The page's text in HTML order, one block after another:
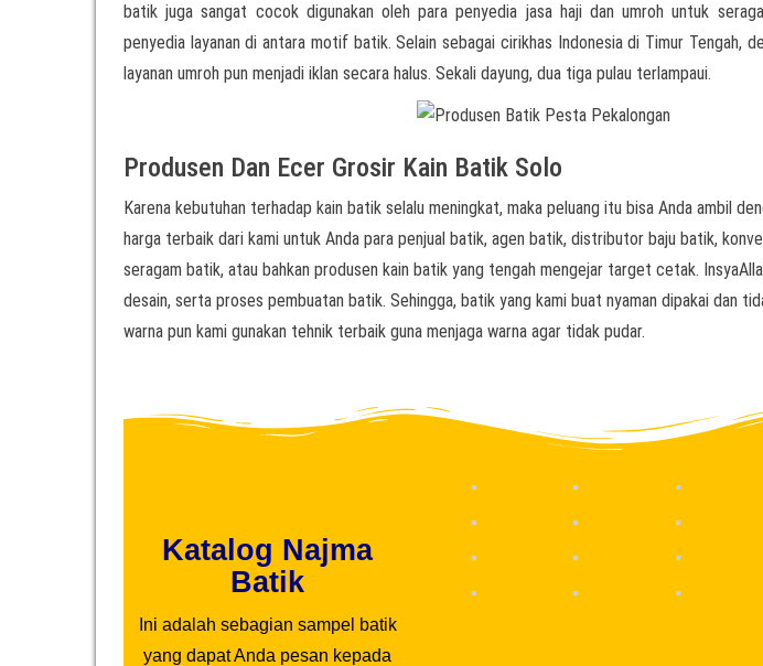
batik juga sangat cocok digunakan oleh para penyedia jasa haji dan umroh untuk
penyedia layanan di antara motif batik. Selain sebagai cirikhas Indonesia di Timur Tengah,
layanan umroh pun menjadi iklan secara halus. Sekali dayung, dua tiga pulau terlampaui.
Produsen Dan Ecer Grosir Kain Batik Solo
Karena kebutuhan terhadap kain batik selalu meningkat, maka peluang itu bisa Anda ambil
harga terbaik dari kami untuk Anda para penjual batik, agen batik, distributor baju batik,
seragam batik, atau bahkan produsen kain batik yang tengah mengejar target cetak.
desain, serta proses pembuatan batik. Sehingga, batik yang kami buat nyaman dipakai dan
warna pun kami gunakan tehnik terbaik guna menjaga warna agar tidak pudar.
Katalog Najma
Batik
Ini adalah sebagian sampel batik
yang dapat Anda pesan kepada